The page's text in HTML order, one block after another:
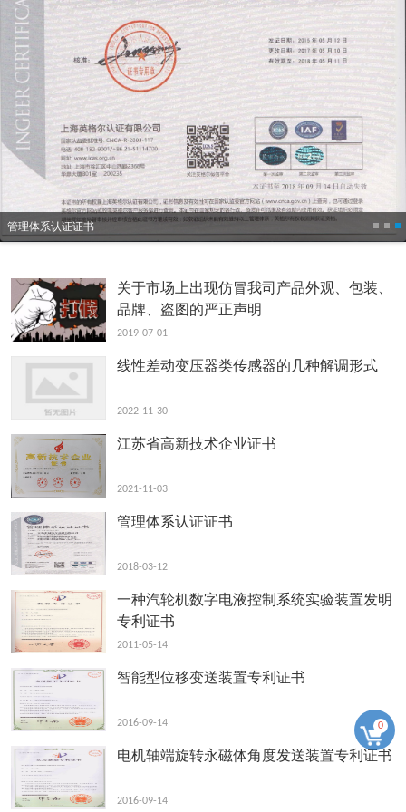
管理体系认证证书
关于市场上出现仿冒我司产品外观、包装、
品牌、盗图的严正声明
2019-07-01
线性差动变压器类传感器的几种解调形式
2022-11-30
江苏省高新技术企业证书
2021-11-03
管理体系认证证书
2018-03-12
一种汽轮机数字电液控制系统实验装置发明
专利证书
2011-05-14
智能型位移变送装置专利证书
2016-09-14
电机轴端旋转永磁体角度发送装置专利证书
2016-09-14
0